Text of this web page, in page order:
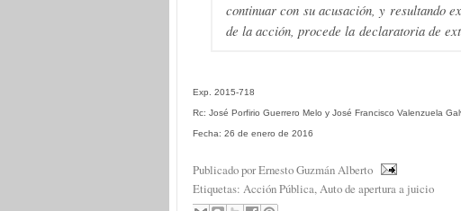
continuar con su acusación, y resultando
de la acción, procede la declaratoria de
Exp. 2015-718
Rc: José Porfirio Guerrero Melo y José Francisco Valenzuela
Fecha: 26 de enero de 2016
Publicado por Ernesto Guzmán Alberto
Etiquetas: Acción Pública,Auto de apertura a juicio